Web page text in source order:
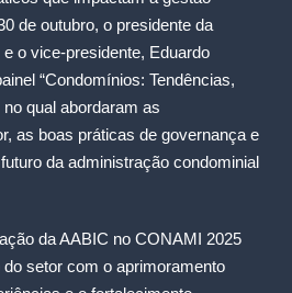
de outubro, o presidente da
o vice-presidente, Eduardo
“Condomínios: Tendências,
qual abordaram as
as boas práticas de governança e
da administração condominial
da AABIC no CONAMI 2025
setor com o aprimoramento